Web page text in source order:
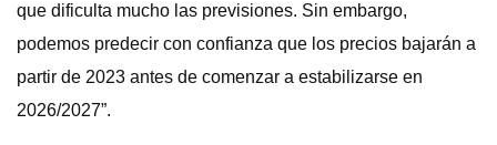
que dificulta mucho las previsiones. Sin embargo,
podemos predecir con confianza que los precios bajarán a
partir de 2023 antes de comenzar a estabilizarse en
2026/2027”.